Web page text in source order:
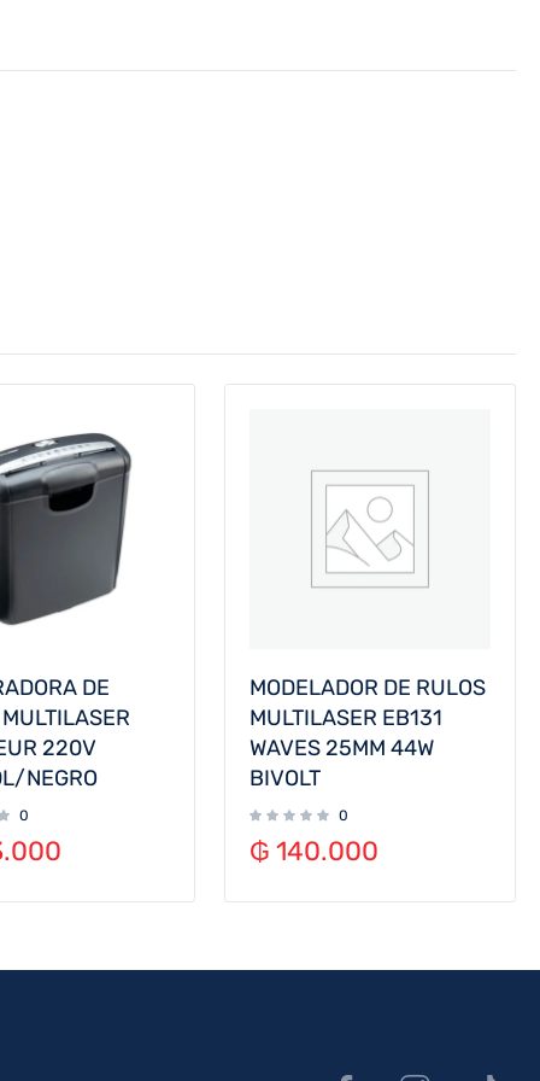
DE
220V
NEGRO
0
MODELADOR DE RULOS
MULTILASER EB131
WAVES 25MM 44W
BIVOLT
0
₲ 140.000